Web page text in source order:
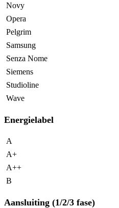
Novy
Opera
Pelgrim
Samsung
Senza Nome
Siemens
Studioline
Wave
Energielabel
A
A+
A++
B
Aansluiting (1/2/3 fase)